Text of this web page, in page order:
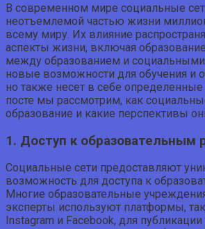
В современном мире социальные
неотъемлемой частью жизни
всему миру. Их влияние
аспекты жизни, включая
между образованием и
новые возможности для обучения и
но также несет в себе
посте мы рассмотрим, как
образование и какие перспективы
1. Доступ к образовательным
Социальные сети предоставляют
возможность для доступа к
Многие образовательные
эксперты используют платформы,
Instagram и Facebook, для